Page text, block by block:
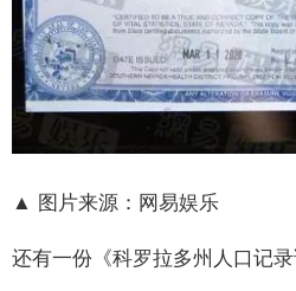
▲ 图片来源：网易娱乐
还有一份《科罗拉多州人口记录